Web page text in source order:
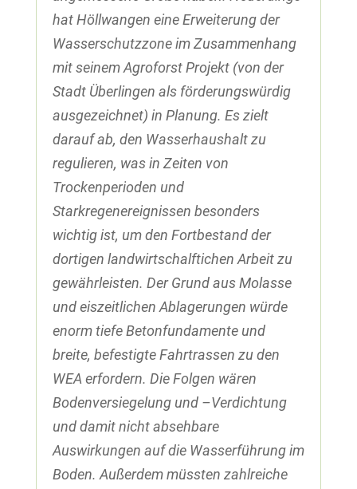
hat Höllwangen eine Erweiterung der
Wasserschutzzone im Zusammenhang
mit seinem Agroforst Projekt (von der
Stadt Überlingen als förderungswürdig
ausgezeichnet) in Planung. Es zielt
darauf ab, den Wasserhaushalt zu
regulieren, was in Zeiten von
Trockenperioden und
Starkregenereignissen besonders
wichtig ist, um den Fortbestand der
dortigen landwirtschalftichen Arbeit zu
gewährleisten. Der Grund aus Molasse
und eiszeitlichen Ablagerungen würde
enorm tiefe Betonfundamente und
breite, befestigte Fahrtrassen zu den
WEA erfordern. Die Folgen wären
Bodenversiegelung und –Verdichtung
und damit nicht absehbare
Auswirkungen auf die Wasserführung im
Boden. Außerdem müssten zahlreiche